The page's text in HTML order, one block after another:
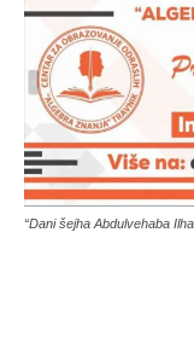
“Dani šejha Abdulvehaba